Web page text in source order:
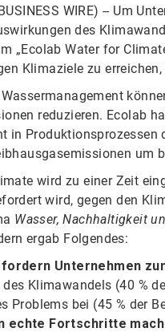
WIRE) -- Um
des
„Ecolab Water for
Klimaziele zu
reduzieren. Ecolab
in Produktionsprozessen
um
wird zu einer Zeit
wird, gegen den
Wasser, Nachhaltigkeit
ergab Folgendes:
Unternehmen
Klimawandels (40 %
Problems bei (45 % der
echte Fortschritte